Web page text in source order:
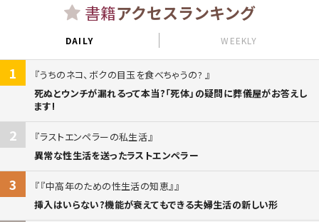
書籍アクセスランキング
DAILY WEEKLY
1
うちのネコ、ボクの目玉を食べちゃうの?
死ぬとウンチが漏れるって本当?「死体」の疑問に葬儀屋がお答えし
ます!
2
ラストエンペラーの私生活
異常な性生活を送ったラストエンペラー
3
『中高年のための性生活の知恵』
挿入はいらない?機能が衰えてもできる夫婦生活の新しい形